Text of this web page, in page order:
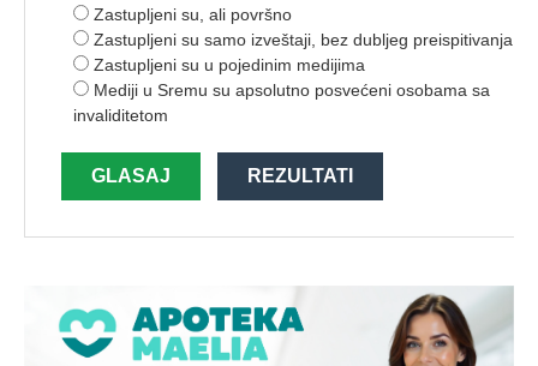
Zastupljeni su, ali površno
Zastupljeni su samo izveštaji, bez dubljeg preispitivanja
Zastupljeni su u pojedinim medijima
Mediji u Sremu su apsolutno posvećeni osobama sa
invaliditetom
GLASAJ REZULTATI